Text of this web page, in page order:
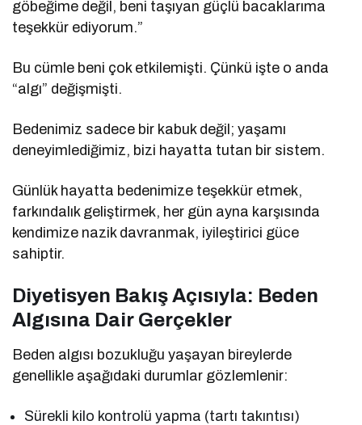
göbeğime değil, beni taşıyan güçlü bacaklarıma
teşekkür ediyorum.”
Bu cümle beni çok etkilemişti. Çünkü işte o anda
“algı” değişmişti.
Bedenimiz sadece bir kabuk değil; yaşamı
deneyimlediğimiz, bizi hayatta tutan bir sistem.
Günlük hayatta bedenimize teşekkür etmek,
farkındalık geliştirmek, her gün ayna karşısında
kendimize nazik davranmak, iyileştirici güce
sahiptir.
Diyetisyen Bakış Açısıyla: Beden
Algısına Dair Gerçekler
Beden algısı bozukluğu yaşayan bireylerde
genellikle aşağıdaki durumlar gözlemlenir:
Sürekli kilo kontrolü yapma (tartı takıntısı)